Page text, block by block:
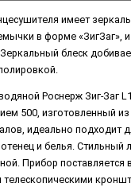
имеет
в форме «ЗигЗаг», и
блеск
Роснерж Зиг-Заг
500, изготовленный из
идеально подходит
и белья. Стильный
Прибор поставляется